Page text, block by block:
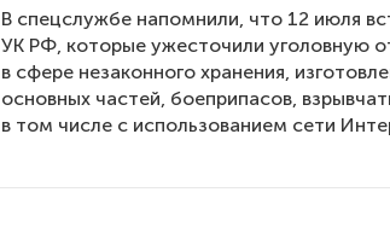
В спецслужбе напомнили, что 12 июля
УК РФ, которые ужесточили уголовную
в сфере незаконного хранения,
основных частей, боеприпасов,
в том числе с использованием сети